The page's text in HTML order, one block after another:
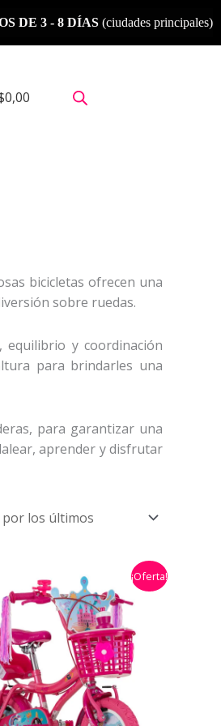
3 - 8 DÍAS(ciudades principales)
0,00
bicicletas ofrecen una
sobre ruedas.
y coordinación
para brindarles una
para garantizar una
aprender y disfrutar
¡Oferta!
precio
original
era:
$499.900,00.
precio
actual
es:
$359.900,00.